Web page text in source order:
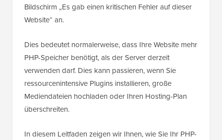
Bildschirm „Es gab einen kritischen Fehler auf dieser
Website“ an.
Dies bedeutet normalerweise, dass Ihre Website mehr
PHP-Speicher benötigt, als der Server derzeit
verwenden darf. Dies kann passieren, wenn Sie
ressourcenintensive Plugins installieren, große
Mediendateien hochladen oder Ihren Hosting-Plan
überschreiten.
In diesem Leitfaden zeigen wir Ihnen, wie Sie Ihr PHP-